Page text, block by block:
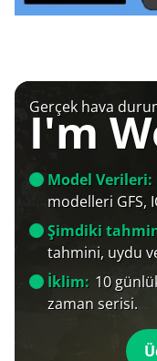
Gerçek hava
I'm
Model Verileri:
modelleri GFS,
Şimdiki
tahmini, uydu
İklim: 10
zaman serisi.